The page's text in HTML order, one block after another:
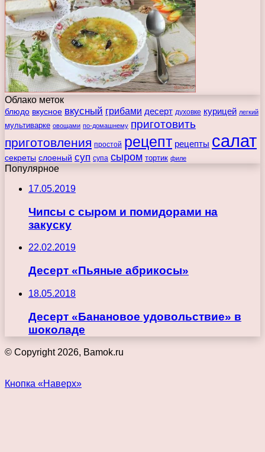
Облако меток
блюдо вкусное вкусный грибами десерт духовке курицей легкий
мультиварке овощами по-домашнему приготовить
приготовления простой рецепт рецепты салат
секреты слоеный суп супа сыром тортик филе
Популярное
17.05.2019
Чипсы с сыром и помидорами на
закуску
22.02.2019
Десерт «Пьяные абрикосы»
18.05.2018
Десерт «Банановое удовольствие» в
шоколаде
© Copyright 2026, Bamok.ru
Кнопка «Наверх»